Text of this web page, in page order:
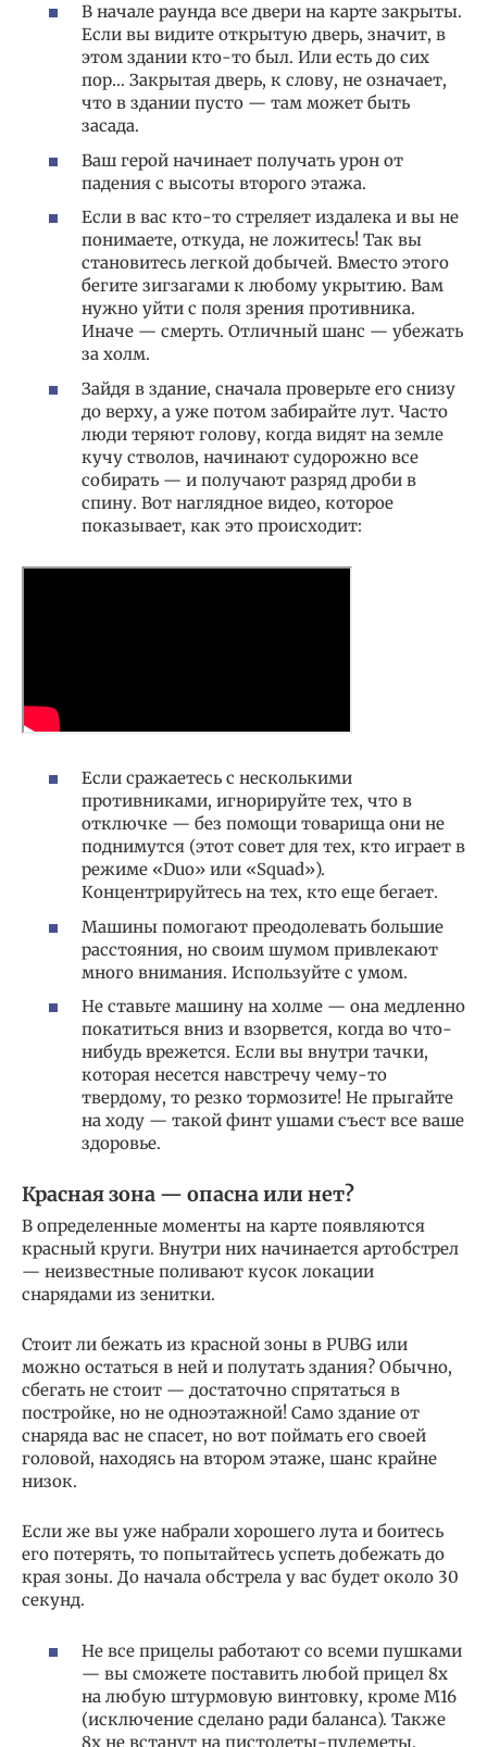
В начале раунда все двери на карте закрыты.
Если вы видите открытую дверь, значит, в
этом здании кто-то был. Или есть до сих
пор… Закрытая дверь, к слову, не означает,
что в здании пусто — там может быть
засада.
Ваш герой начинает получать урон от
падения с высоты второго этажа.
Если в вас кто-то стреляет издалека и вы не
понимаете, откуда, не ложитесь! Так вы
становитесь легкой добычей. Вместо этого
бегите зигзагами к любому укрытию. Вам
нужно уйти с поля зрения противника.
Иначе — смерть. Отличный шанс — убежать
за холм.
Зайдя в здание, сначала проверьте его снизу
до верху, а уже потом забирайте лут. Часто
люди теряют голову, когда видят на земле
кучу стволов, начинают судорожно все
собирать — и получают разряд дроби в
спину. Вот наглядное видео, которое
показывает, как это происходит:
Если сражаетесь с несколькими
противниками, игнорируйте тех, что в
отключке — без помощи товарища они не
поднимутся (этот совет для тех, кто играет в
режиме «Duo» или «Squad»).
Концентрируйтесь на тех, кто еще бегает.
Машины помогают преодолевать большие
расстояния, но своим шумом привлекают
много внимания. Используйте с умом.
Не ставьте машину на холме — она медленно
покатиться вниз и взорвется, когда во что-
нибудь врежется. Если вы внутри тачки,
которая несется навстречу чему-то
твердому, то резко тормозите! Не прыгайте
на ходу — такой финт ушами съест все ваше
здоровье.
Красная зона — опасна или нет?
В определенные моменты на карте появляются
красный круги. Внутри них начинается артобстрел
— неизвестные поливают кусок локации
снарядами из зенитки.
Стоит ли бежать из красной зоны в PUBG или
можно остаться в ней и полутать здания? Обычно,
сбегать не стоит — достаточно спрятаться в
постройке, но не одноэтажной! Само здание от
снаряда вас не спасет, но вот поймать его своей
головой, находясь на втором этаже, шанс крайне
низок.
Если же вы уже набрали хорошего лута и боитесь
его потерять, то попытайтесь успеть добежать до
края зоны. До начала обстрела у вас будет около 30
секунд.
Не все прицелы работают со всеми пушками
— вы сможете поставить любой прицел 8x
на любую штурмовую винтовку, кроме М16
(исключение сделано ради баланса). Также
8х не встанут на пистолеты-пулеметы.